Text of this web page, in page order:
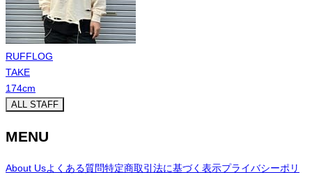
RUFFLOG
TAKE
174cm
ALL STAFF
MENU
About Usよくある質問特定商取引法に基づく表示プライバシーポリ